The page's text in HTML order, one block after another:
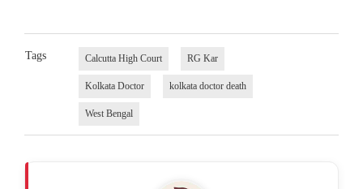
Tags Calcutta High Court RG Kar
Kolkata Doctor kolkata doctor death
West Bengal